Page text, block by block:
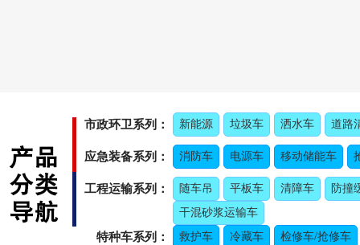
市政环卫系列： 新能源 垃圾车 洒水车 道路
应急装备系列： 消防车 电源车 移动储能车
工程运输系列： 随车吊 平板车 清障车
防撞
干混砂浆运输车
特种车系列： 救护车 冷藏车 检修车/抢修车